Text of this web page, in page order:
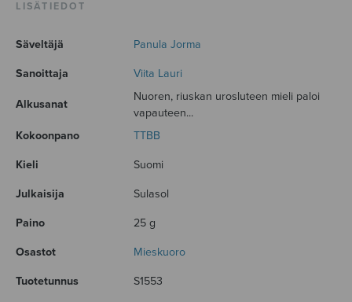
LISÄTIEDOT
Säveltäjä Panula Jorma
Sanoittaja Viita Lauri
Alkusanat
Nuoren, riuskan urosluteen mieli paloi
vapauteen...
Kokoonpano
TTBB
Kieli Suomi
Julkaisija Sulasol
Paino 25 g
Osastot Mieskuoro
Tuotetunnus S1553